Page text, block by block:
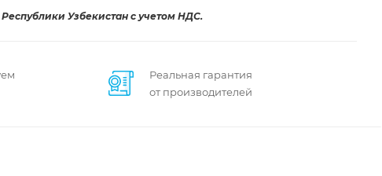
Узбекистан с учетом НДС.
Реальная гарантия
от производителей